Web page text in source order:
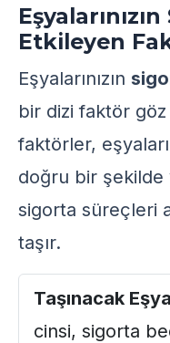
Etkileyen
Eşyalarınızın
bir dizi faktör
faktörler,
doğru bir şekilde
sigorta süreçleri
taşır.
Taşınacak
cinsi, sigorta